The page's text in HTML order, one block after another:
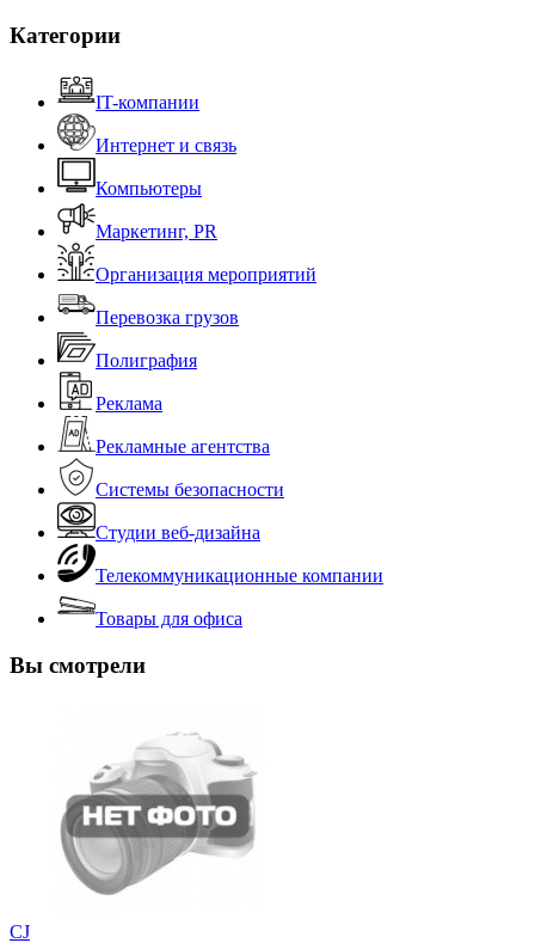
Категории
IT-компании
Интернет и связь
Компьютеры
Маркетинг, PR
Организация мероприятий
Перевозка грузов
Полиграфия
Реклама
Рекламные агентства
Системы безопасности
Студии веб-дизайна
Телекоммуникационные компании
Товары для офиса
Вы смотрели
СJ